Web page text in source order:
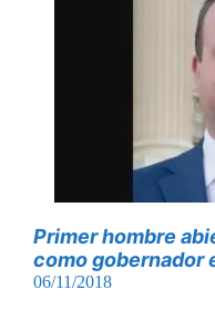
Primer hombre
como gobernador
06/11/2018